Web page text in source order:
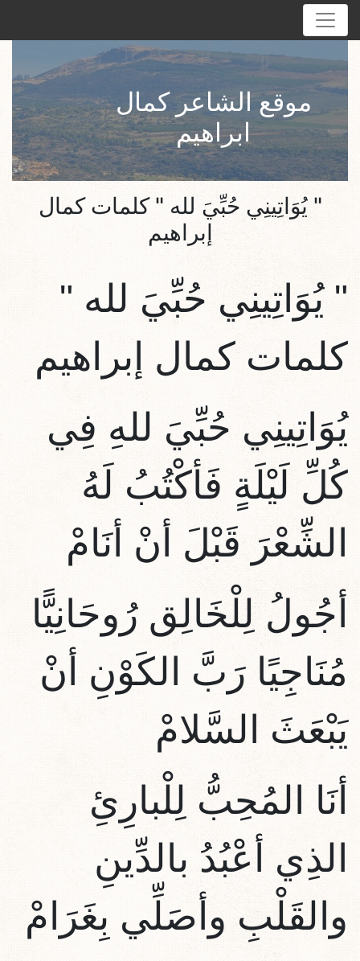
موقع الشاعر كمال
ابراهيم
" يُوَاتِينِي حُبِّيَ لله " كلمات كمال
إبراهيم
"يُوَاتِينِي حُبِّيَ لله "
كلمات كمال إبراهيم
يُوَاتِينِي حُبِّيَ للهِ فِي
كُلِّ لَيْلَةٍ فَأكْتُبُ لَهُ
الشِّعْرَ قَبْلَ أنْ أنَامْ
أجُولُ لِلْخَالِق رُوحَانِيًّا
مُنَاجِيًا رَبَّ الكَوْنِ أنْ
يَبْعَثَ السَّلامْ
أنَا المُحِبُّ لِلْبارِئِ
الذِي أعْبُدُ بالدِّينِ
والقَلْبِ وأصَلِّي بِغَرَامْ